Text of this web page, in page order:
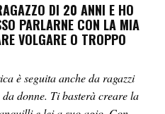
DI 20 ANNI E HO
PARLARNE CON LA MIA
VOLGARE O TROPPO
è seguita anche da ragazzi
donne. Ti basterà creare la